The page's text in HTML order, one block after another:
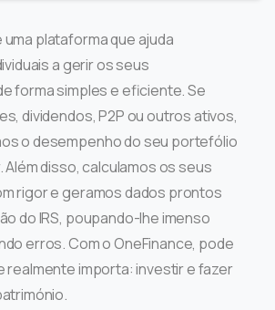
uma plataforma que ajuda
a gerir os seus
forma simples e eficiente. Se
dividendos, P2P ou outros ativos,
o desempenho do seu portefólio
Além disso, calculamos os seus
rigor e geramos dados prontos
do IRS, poupando-lhe imenso
erros. Com o OneFinance, pode
realmente importa: investir e fazer